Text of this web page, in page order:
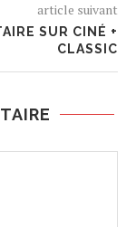
article suivant
SUR CINÉ +
CLASSIC